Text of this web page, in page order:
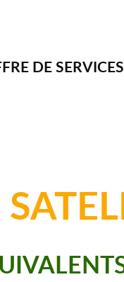
DE SERVICES